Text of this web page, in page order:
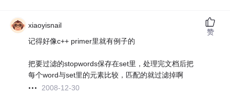
xiaoyisnail
记得好像c++ primer里就有例子的
把要过滤的stopwords保存在set里，处理完文档后把
每个word与set里的元素比较，匹配的就过滤掉啊
2008-12-30
赞